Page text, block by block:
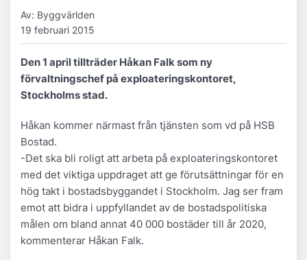
Av: Byggvärlden
19 februari 2015
Den 1 april tillträder Håkan Falk som ny
förvaltningschef på exploateringskontoret,
Stockholms stad.
Håkan kommer närmast från tjänsten som vd på HSB
Bostad.
-Det ska bli roligt att arbeta på exploateringskontoret
med det viktiga uppdraget att ge förutsättningar för en
hög takt i bostadsbyggandet i Stockholm. Jag ser fram
emot att bidra i uppfyllandet av de bostadspolitiska
målen om bland annat 40 000 bostäder till år 2020,
kommenterar Håkan Falk.